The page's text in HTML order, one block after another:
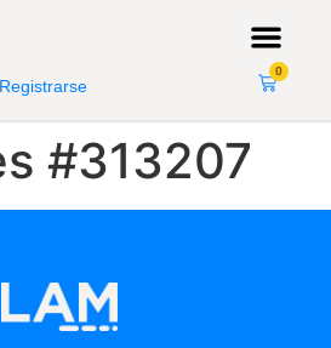
Registrarse
0
#313207